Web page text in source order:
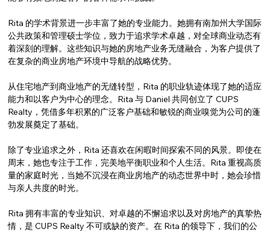
Rita 的学术背景进一步丰富了她的专业能力。她拥有南加州大学国际
公共政策和管理硕士学位，致力于追求学术卓越，对全球商业动态有
着深刻的理解。这些知识与她的房地产业务无缝融合，为客户提供了
在复杂的商业房地产环境中导航的战略优势。
从住宅地产到商业地产的无缝转型，Rita 的职业轨迹体现了她的适应
能力和以客户为中心的理念。Rita 与 Daniel 共同创立了 CUPS
Realty，凭借多年积累的广泛客户基础和敏锐的商业嗅觉为公司的蓬
勃发展奠定了基础。
除了专业追求之外，Rita 还喜欢在闲暇时间探索不同的风景。即使在
周末，她也专注于工作，完美地平衡职业和个人生活。Rita 重视高质
量的家庭时光，当她不沉浸在商业房地产的动态世界中时，她会珍惜
与亲人共度的时光。
Rita 拥有丰富的专业知识、对卓越的不懈追求以及对房地产的真挚热
情，是 CUPS Realty 不可或缺的资产。在 Rita 的领导下，我们的公